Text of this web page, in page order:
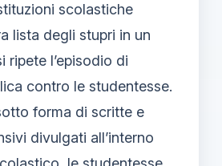
scolastiche
lista degli stupri in un
ripete l’episodio di
contro le studentesse.
forma di scritte e
divulgati all’interno